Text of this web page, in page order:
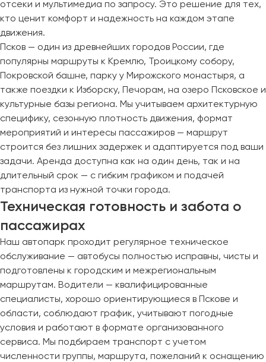
отсеки и мультимедиа по запросу. Это решение для тех,
кто ценит комфорт и надежность на каждом этапе
движения.
Псков — один из древнейших городов России, где
популярны маршруты к Кремлю, Троицкому собору,
Покровской башне, парку у Мирожского монастыря, а
также поездки к Изборску, Печорам, на озеро Псковское и
культурные базы региона. Мы учитываем архитектурную
специфику, сезонную плотность движения, формат
мероприятий и интересы пассажиров — маршрут
строится без лишних задержек и адаптируется под ваши
задачи. Аренда доступна как на один день, так и на
длительный срок — с гибким графиком и подачей
транспорта из нужной точки города.
Техническая готовность и забота о
пассажирах
Наш автопарк проходит регулярное техническое
обслуживание — автобусы полностью исправны, чисты и
подготовлены к городским и межрегиональным
маршрутам. Водители — квалифицированные
специалисты, хорошо ориентирующиеся в Пскове и
области, соблюдают график, учитывают погодные
условия и работают в формате организованного
сервиса. Мы подбираем транспорт с учетом
численности группы, маршрута, пожеланий к оснащению